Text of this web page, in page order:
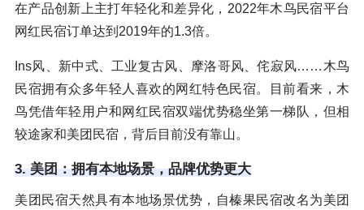
在产品创新上主打年轻化和差异化，2022年木鸟民宿平台
网红民宿订单达到2019年的1.3倍。
Ins风、新中式、工业复古风、摩洛哥风、侘寂风……木鸟
民宿拥有众多年轻人喜欢的网红特色民宿。目前看来，木
鸟凭借年轻用户和网红民宿双端优势稳坐第一梯队，但相
较途家和美团民宿，背后目前没有靠山。
3. 美团：拥有本地场景，品牌优势更大
美团民宿天然具有本地场景优势，自榛果民宿改名为美团